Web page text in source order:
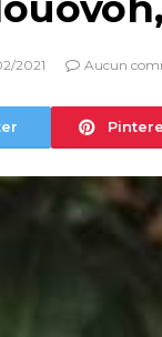
2021 Aucun